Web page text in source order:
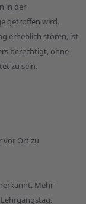
in der
getroffen wird.
erheblich stören, ist
berechtigt, ohne
zu sein.
vor Ort zu
Mehr